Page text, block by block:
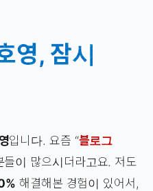
영, 잠시
입니다. 요즘 “블로그
이 많으시더라고요. 저도
해결해본 경험이 있어서,